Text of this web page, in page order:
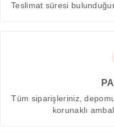
Teslimat süresi
Tüm siparişleriniz,
korunaklı